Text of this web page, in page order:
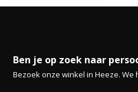
Ben je op zoek naar
Bezoek onze winkel in Heeze. We